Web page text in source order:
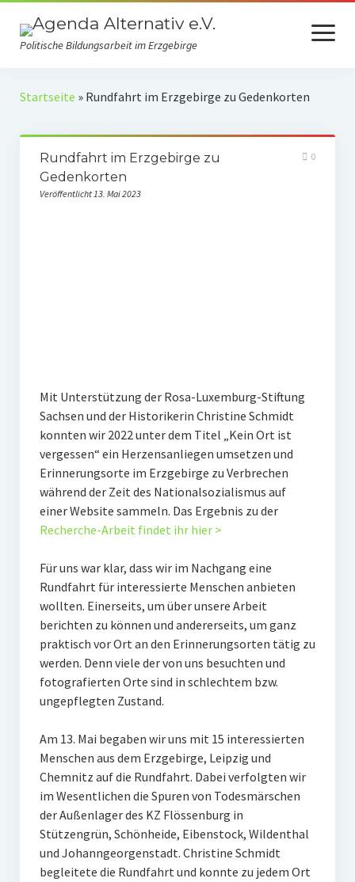
Politische Bildungsarbeit im Erzgebirge
Menü
öffnen
Verein
Presse
Auszeichnungen
Chronik
Gedenkorte im Erzgebirge
Bildungsfahrten
Stains in the Sun
Stolpersteine
Sport
Sonstiges
Datenschutz
Insta
Startseite » Rundfahrt im Erzgebirge zu Gedenkorten
Rundfahrt im Erzgebirge zu
Gedenkorten
Veröffentlicht 13. Mai 2023
0
Mit Unterstützung der Rosa-Luxemburg-Stiftung
Sachsen und der Historikerin Christine Schmidt
konnten wir 2022 unter dem Titel „Kein Ort ist
vergessen“ ein Herzensanliegen umsetzen und
Erinnerungsorte im Erzgebirge zu Verbrechen
während der Zeit des Nationalsozialismus auf
einer Website sammeln. Das Ergebnis zu der
Recherche-Arbeit findet ihr hier >
Für uns war klar, dass wir im Nachgang eine
Rundfahrt für interessierte Menschen anbieten
wollten. Einerseits, um über unsere Arbeit
berichten zu können und andererseits, um ganz
praktisch vor Ort an den Erinnerungsorten tätig zu
werden. Denn viele der von uns besuchten und
fotografierten Orte sind in schlechtem bzw.
ungepflegten Zustand.
Am 13. Mai begaben wir uns mit 15 interessierten
Menschen aus dem Erzgebirge, Leipzig und
Chemnitz auf die Rundfahrt. Dabei verfolgten wir
im Wesentlichen die Spuren von Todesmärschen
der Außenlager des KZ Flössenburg in
Stützengrün, Schönheide, Eibenstock, Wildenthal
und Johanngeorgenstadt. Christine Schmidt
begleitete die Rundfahrt und konnte zu jedem Ort